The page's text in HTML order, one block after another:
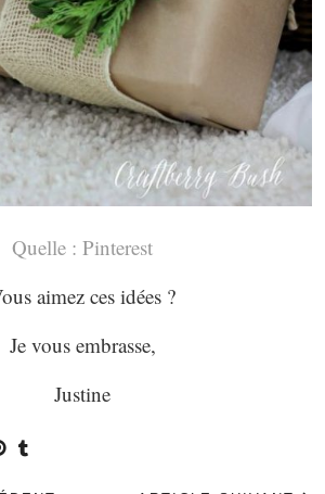
Quelle : Pinterest
aimez ces idées ?
Je vous embrasse,
Justine